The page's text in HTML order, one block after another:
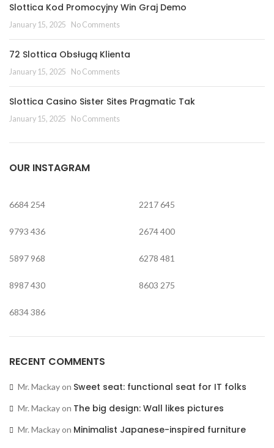
Slottica Kod Promocyjny Win Graj Demo
January 15, 2025 No Comments
72 Slottica Obsługą Klienta
January 15, 2025 No Comments
Slottica Casino Sister Sites Pragmatic Tak
January 15, 2025 No Comments
OUR INSTAGRAM
6684 254 2217645
9793 436 2674400
5897 968 6278 481
8987430 8603 275
6834386
RECENT COMMENTS
Mr. Mackayon Sweet seat: functional seat for IT folks
Mr. Mackayon The big design: Wall likes pictures
Mr. Mackayon Minimalist Japanese-inspired furniture